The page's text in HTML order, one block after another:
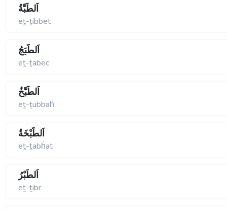
اَلطِّبَّةُ
eṯ-ṯibbet
اَلطَّبَجُ
eṯ-ṯabec
اَلطُّبَّخُ
eṯ-ṯubbaḣ
اَلطَّبْخَةُ
eṯ-ṯabḣat
اَلطِّبْرُ
eṯ-ṯibr